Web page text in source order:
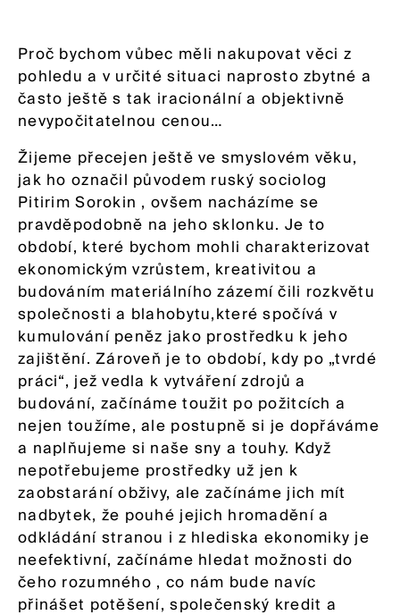
Proč bychom vůbec měli nakupovat věci z
pohledu a v určité situaci naprosto zbytné a
často ještě s tak iracionální a objektivně
nevypočitatelnou cenou…
Žijeme přecejen ještě ve smyslovém věku,
jak ho označil původem ruský sociolog
Pitirim Sorokin , ovšem nacházíme se
pravděpodobně na jeho sklonku. Je to
období, které bychom mohli charakterizovat
ekonomickým vzrůstem, kreativitou a
budováním materiálního zázemí čili rozkvětu
společnosti a blahobytu,které spočívá v
kumulování peněz jako prostředku k jeho
zajištění. Zároveň je to období, kdy po „tvrdé
práci“, jež vedla k vytváření zdrojů a
budování, začínáme toužit po požitcích a
nejen toužíme, ale postupně si je dopřáváme
a naplňujeme si naše sny a touhy. Když
nepotřebujeme prostředky už jen k
zaobstarání obživy, ale začínáme jich mít
nadbytek, že pouhé jejich hromadění a
odkládání stranou i z hlediska ekonomiky je
neefektivní, začínáme hledat možnosti do
čeho rozumného , co nám bude navíc
přinášet potěšení, společenský kredit a